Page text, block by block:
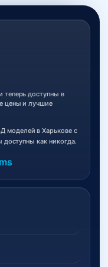
теперь доступны в
цены и лучшие
моделей в Харькове с
доступны как никогда.